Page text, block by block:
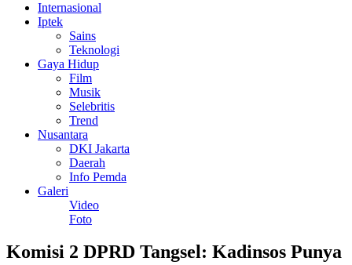
Internasional
Iptek
Sains
Teknologi
Gaya Hidup
Film
Musik
Selebritis
Trend
Nusantara
DKI Jakarta
Daerah
Info Pemda
Galeri
Video
Foto
Komisi 2 DPRD Tangsel: Kadinsos Punya